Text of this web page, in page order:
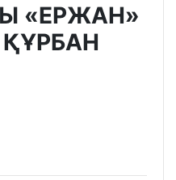
«ЕРЖАН»
ҚҰРБАН